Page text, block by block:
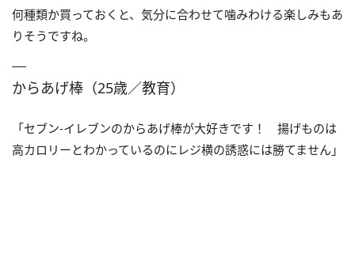
何種類か買っておくと、気分に合わせて噛みわける楽しみもあ
りそうですね。
からあげ棒（25歳／教育）
「セブン-イレブンのからあげ棒が大好きです！ 揚げものは
高カロリーとわかっているのにレジ横の誘惑には勝てません」